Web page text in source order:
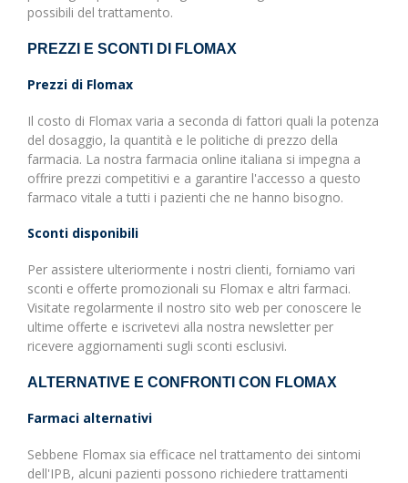
possibili del trattamento.
PREZZI E SCONTI DI FLOMAX
Prezzi di Flomax
Il costo di Flomax varia a seconda di fattori quali la potenza
del dosaggio, la quantità e le politiche di prezzo della
farmacia. La nostra farmacia online italiana si impegna a
offrire prezzi competitivi e a garantire l'accesso a questo
farmaco vitale a tutti i pazienti che ne hanno bisogno.
Sconti disponibili
Per assistere ulteriormente i nostri clienti, forniamo vari
sconti e offerte promozionali su Flomax e altri farmaci.
Visitate regolarmente il nostro sito web per conoscere le
ultime offerte e iscrivetevi alla nostra newsletter per
ricevere aggiornamenti sugli sconti esclusivi.
ALTERNATIVE E CONFRONTI CON FLOMAX
Farmaci alternativi
Sebbene Flomax sia efficace nel trattamento dei sintomi
dell'IPB, alcuni pazienti possono richiedere trattamenti